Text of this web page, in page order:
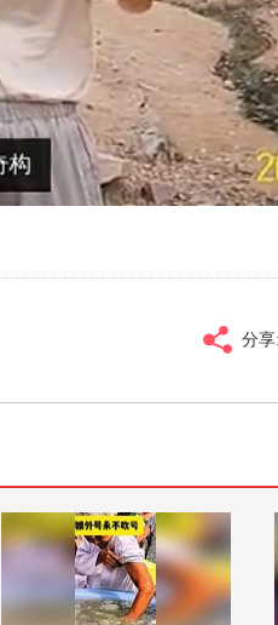
标清 倍速
对比度
分享: